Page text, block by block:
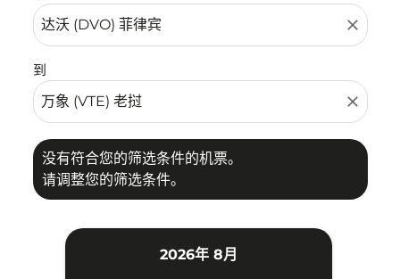
close
到
close
没有符合您的筛选条件的机票。
请调整您的筛选条件。
2026年 8月